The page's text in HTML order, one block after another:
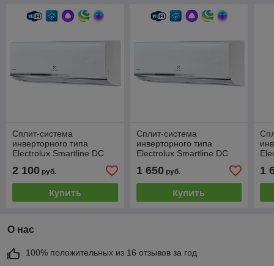
Сплит-система
инверторного типа
Electrolux Smartline DC
комплект
2 100 руб.
Купить
Сплит-система
инверторного типа
Electrolux Smartline DC
комплект
1 650руб.
Купить
1
О нас
100% положительных из 16 отзывов за год